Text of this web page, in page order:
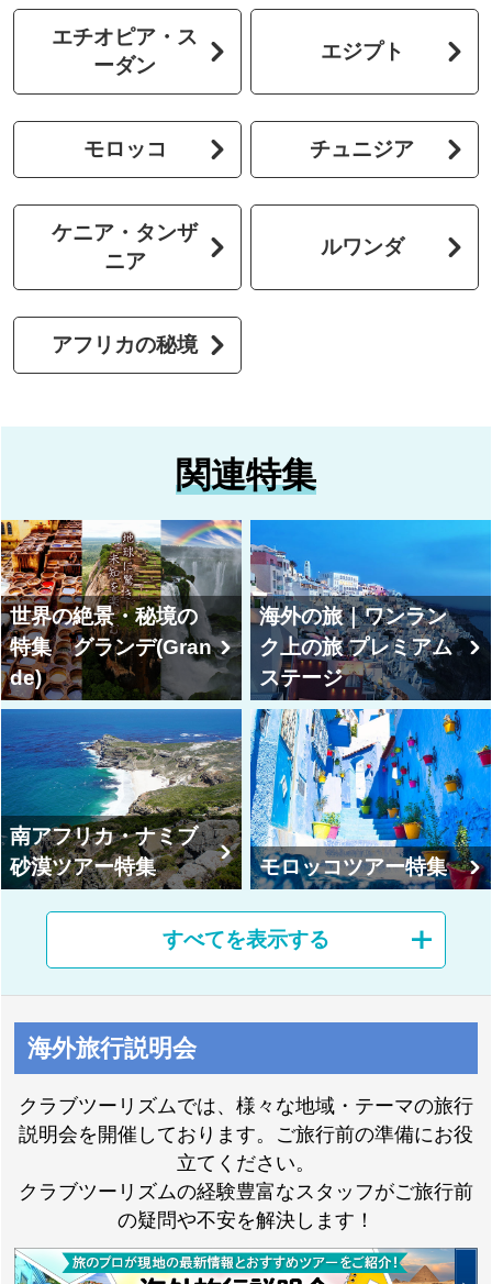
エチオピア・ス
ーダン
エジプト
モロッコ チュニジア
ケニア・タンザ
ニア
ルワンダ
アフリカの秘境
関連特集
世界の絶景・秘境の
特集 グランデ(Gran
de)
海外の旅｜ワンラン
ク上の旅 プレミアム
ステージ
南アフリカ・ナミブ
砂漠ツアー特集
モロッコツアー特集
チュニジア特集
すべてを表示する
海外旅行説明会
クラブツーリズムでは、様々な地域・テーマの旅行
説明会を開催しております。ご旅行前の準備にお役
立てください。
クラブツーリズムの経験豊富なスタッフがご旅行前
の疑問や不安を解決します！